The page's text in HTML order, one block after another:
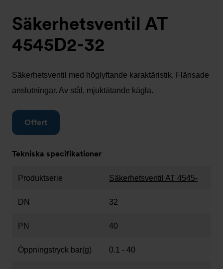
Säkerhetsventil AT
4545D2-32
Säkerhetsventil med höglyftande karaktäristik. Flänsade
anslutningar. Av stål, mjuktätande kägla.
Offert
Tekniska specifikationer
Produktserie Säkerhetsventil AT 4545-
DN 32
PN 40
Öppningstryck bar(g) 0.1 - 40